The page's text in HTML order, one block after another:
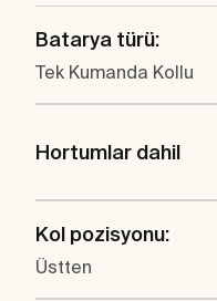
Batarya türü:
Tek Kumanda Kollu
Hortumlar dahil
Kol pozisyonu:
Üstten